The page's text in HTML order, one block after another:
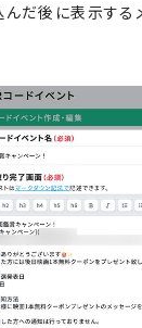
だ後に表示する